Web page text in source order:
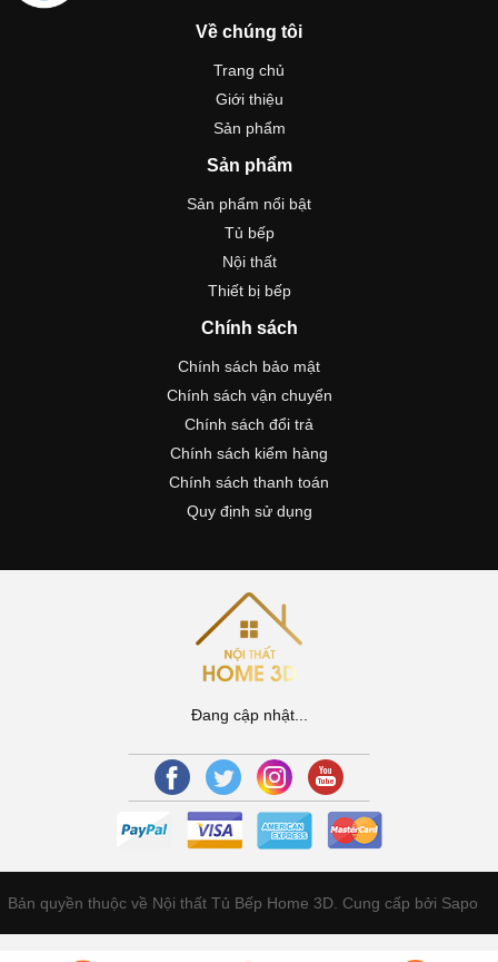
Về chúng tôi
Trang chủ
Giới thiệu
Sản phẩm
Sản phẩm
Sản phẩm nổi bật
Tủ bếp
Nội thất
Thiết bị bếp
Chính sách
Chính sách bảo mật
Chính sách vận chuyển
Chính sách đổi trả
Chính sách kiểm hàng
Chính sách thanh toán
Quy định sử dụng
Đang cập nhật...
Bản quyền thuộc về Nội thất Tủ Bếp Home 3D. Cung cấp bởi Sapo